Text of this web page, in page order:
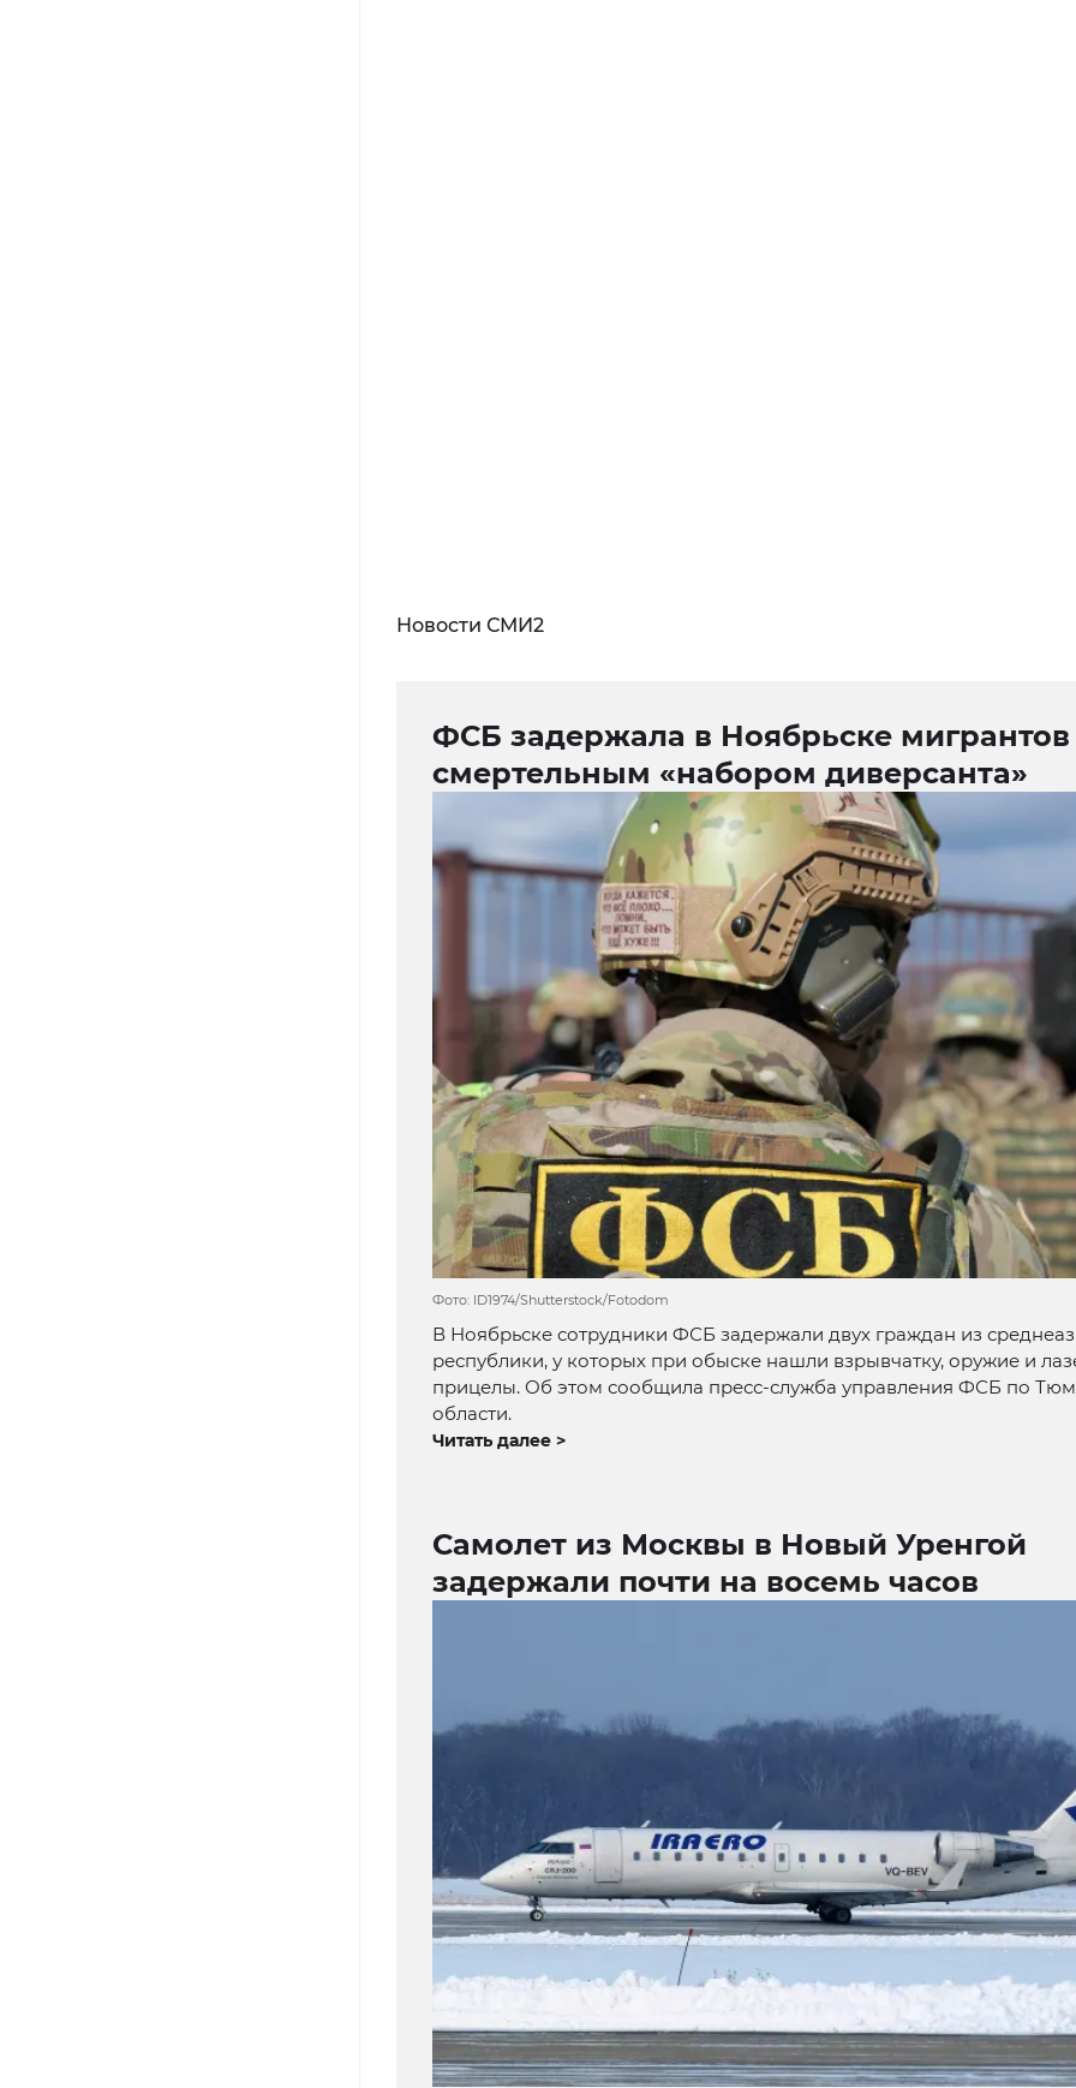
Новости СМИ2
ФСБ задержала в Ноябрьске мигрантов
смертельным «набором диверсанта»
Фото: ID1974/Shutterstock/Fotodom
В Ноябрьске сотрудники ФСБ задержали двух граждан из
республики, у которых при обыске нашли взрывчатку, оружие и
прицелы. Об этом сообщила пресс-служба управления ФСБ по
области.
Читать далее >
Самолет из Москвы в Новый Уренгой
задержали почти на восемь часов